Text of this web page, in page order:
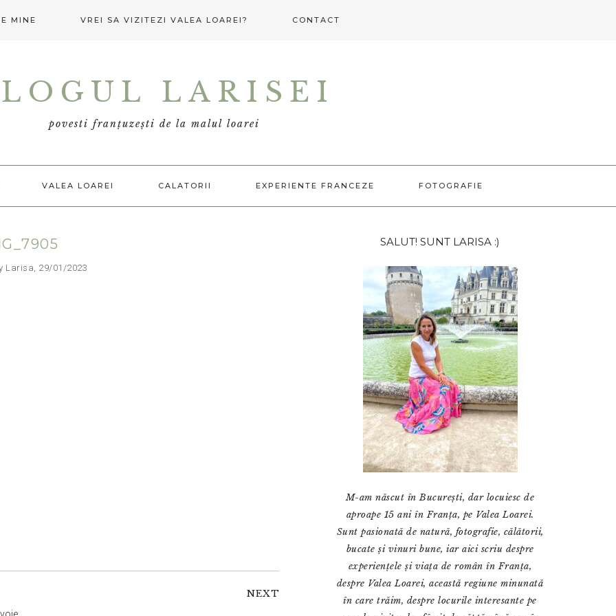
MINE VREI SA VIZITEZI VALEA LOAREI? CONTACT
LARISEI
povesti franțuzești de la malul loarei
VALEA LOAREI CALATORII EXPERIENTE FRANCEZE FOTOGRAFIE
29/01/2023
NEXT
principală
SALUT! SUNT LARISA :)
M-am născut în București, dar locuiesc de
aproape 15 ani în Franța, pe Valea Loarei.
Sunt pasionată de natură, fotografie, călătorii,
bucate și vinuri bune, iar aici scriu despre
experiențele și viața de român în Franța,
despre Valea Loarei, această regiune minunată
în care trăim, despre locurile interesante pe